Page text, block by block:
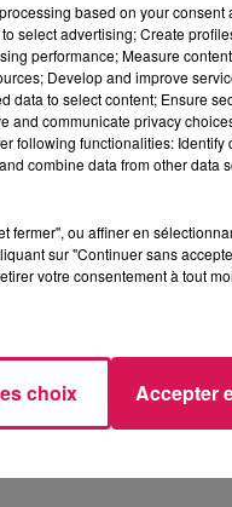
et un mois se sont
sa disparition, Cindy,
les recherches, sur le
trace de lui malgré
de sa disparition.
à la mer. Si vous avez
based on your
select advertising; Create
performance; Measure
Develop and improve
data to select content; Ensure
and communicate privacy
following functionalities:
combine data from other data
fermer", ou affiner en
sur "Continuer sans
votre consentement à tout
choix Accepter